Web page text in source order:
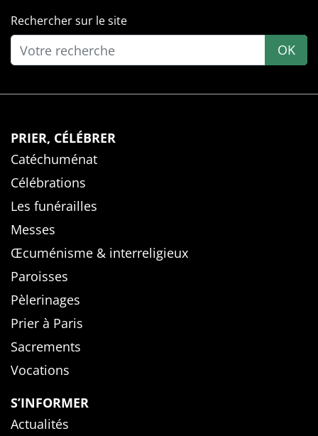
Rechercher sur le site
OK
PRIER, CÉLÉBRER
Catéchuménat
Célébrations
Les funérailles
Messes
Œcuménisme & interreligieux
Paroisses
Pèlerinages
Prier à Paris
Sacrements
Vocations
S’INFORMER
Actualités